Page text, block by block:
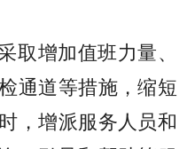
取增加值班力量、
通道等措施，缩短
，增派服务人员和